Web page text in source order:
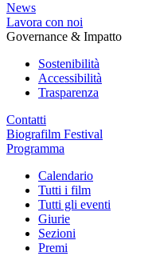
News
Lavora con noi
Governance & Impatto
Sostenibilità
Accessibilità
Trasparenza
Contatti
Biografilm Festival
Programma
Calendario
Tutti i film
Tutti gli eventi
Giurie
Sezioni
Premi